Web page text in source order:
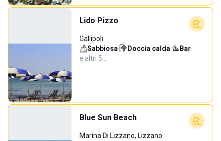
Lido Pizzo
Gallipoli
Sabbiosa· Doccia calda· Bar·
e altri 5…
Blue Sun Beach
Marina Di Lizzano, Lizzano